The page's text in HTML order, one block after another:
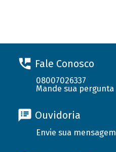
Fale Conosco
08007026337
Mande sua pergunta
Ouvidoria
Envie sua mensagem